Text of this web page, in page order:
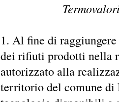
1. Al fine di
dei rifiuti prodotti nella
autorizzato alla
territorio del comune